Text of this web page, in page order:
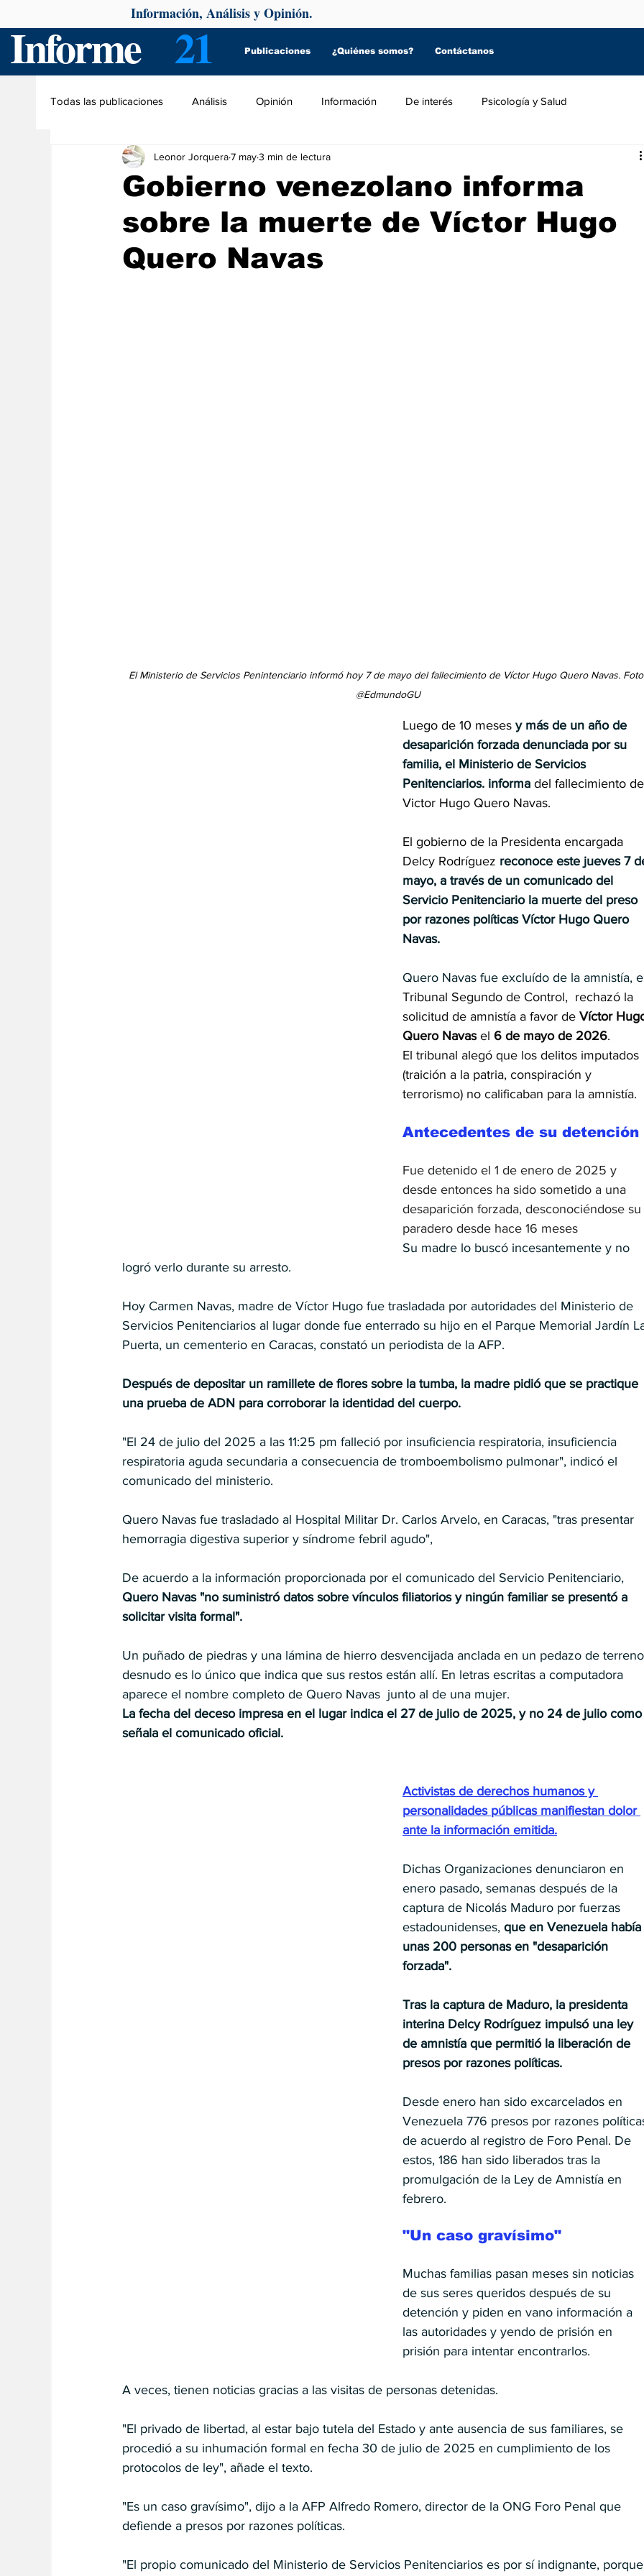
Informe 21 Publicaciones ¿Quiénes somos? Contáctanos
Información, Análisis y Opinión.
Todas las publicaciones Análisis Opinión Información De interés Psicología y Salud
Gobierno venezolano informa
sobre la muerte de Víctor Hugo
Quero Navas
Leonor Jorquera7 may3 min de lectura
El Ministerio de Servicios Penintenciario informó hoy 7 de mayo del fallecimiento de Víctor Hugo Quero Navas.
@EdmundoGU
Luego de 10 meses y más de un año de
desaparición forzada denunciada por su
familia, el Ministerio de Servicios
Penitenciarios. informa del fallecimiento
Victor Hugo Quero Navas.
El gobierno de la Presidenta encargada
Delcy Rodríguez reconoce este jueves 7
mayo, a través de un comunicado del
Servicio Penitenciario la muerte del preso
por razones políticas Víctor Hugo Quero
Navas.
Quero Navas fue excluído de la amnistía,
Tribunal Segundo de Control,  rechazó la
solicitud de amnistía a favor de Víctor
Quero Navas el 6 de mayo de 2026.
El tribunal alegó que los delitos imputados
(traición a la patria, conspiración y
terrorismo) no calificaban para la amnistía.
Antecedentes de su detención
Fue detenido el 1 de enero de 2025 y
desde entonces ha sido sometido a una
desaparición forzada, desconociéndose su
paradero desde hace 16 meses
Su madre lo buscó incesantemente y no
logró verlo durante su arresto.
Hoy Carmen Navas, madre de Víctor Hugo fue trasladada por autoridades del Ministerio de
Servicios Penitenciarios al lugar donde fue enterrado su hijo en el Parque Memorial Jardín
Puerta, un cementerio en Caracas, constató un periodista de la AFP.
Después de depositar un ramillete de flores sobre la tumba, la madre pidió que se practique
una prueba de ADN para corroborar la identidad del cuerpo.
"El 24 de julio del 2025 a las 11:25 pm falleció por insuficiencia respiratoria, insuficiencia
respiratoria aguda secundaria a consecuencia de tromboembolismo pulmonar", indicó el
comunicado del ministerio.
Quero Navas fue trasladado al Hospital Militar Dr. Carlos Arvelo, en Caracas, "tras presentar
hemorragia digestiva superior y síndrome febril agudo",
De acuerdo a la información proporcionada por el comunicado del Servicio Penitenciario,
Quero Navas "no suministró datos sobre vínculos filiatorios y ningún familiar se presentó a
solicitar visita formal".
Un puñado de piedras y una lámina de hierro desvencijada anclada en un pedazo de
desnudo es lo único que indica que sus restos están allí. En letras escritas a computadora
aparece el nombre completo de Quero Navas  junto al de una mujer.
La fecha del deceso impresa en el lugar indica el 27 de julio de 2025, y no 24 de julio
señala el comunicado oficial.
Activistas de derechos humanos y
personalidades públicas manifiestan dolor
ante la información emitida.
Dichas Organizaciones denunciaron en
enero pasado, semanas después de la
captura de Nicolás Maduro por fuerzas
estadounidenses, que en Venezuela había
unas 200 personas en "desaparición
forzada".
Tras la captura de Maduro, la presidenta
interina Delcy Rodríguez impulsó una ley
de amnistía que permitió la liberación de
presos por razones políticas.
Desde enero han sido excarcelados en
Venezuela 776 presos por razones
de acuerdo al registro de Foro Penal. De
estos, 186 han sido liberados tras la
promulgación de la Ley de Amnistía en
febrero.
"Un caso gravísimo"
Muchas familias pasan meses sin noticias
de sus seres queridos después de su
detención y piden en vano información a
las autoridades y yendo de prisión en
prisión para intentar encontrarlos.
A veces, tienen noticias gracias a las visitas de personas detenidas.
"El privado de libertad, al estar bajo tutela del Estado y ante ausencia de sus familiares, se
procedió a su inhumación formal en fecha 30 de julio de 2025 en cumplimiento de los
protocolos de ley", añade el texto.
"Es un caso gravísimo", dijo a la AFP Alfredo Romero, director de la ONG Foro Penal que
defiende a presos por razones políticas.
"El propio comunicado del Ministerio de Servicios Penitenciarios es por sí indignante,